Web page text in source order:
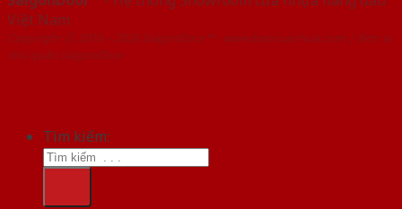
Việt Nam
Copyright ⓒ 2016 – 2026 SaigonDoor™ - www.bancuanhua.com | Đơn vị
chủ quản SaigonDoor
Tìm kiếm: